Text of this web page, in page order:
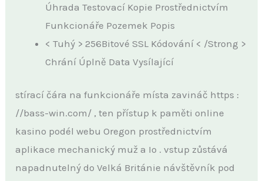
Úhrada Testovací Kopie Prostřednictvím
Funkcionáře Pozemek Popis
< Tuhý > 256Bitové SSL Kódování < /Strong >
Chrání Úplně Data Vysílající
stírací čára na funkcionáře místa zavináč https :
//bass-win.com/ , ten přístup k paměti online
kasino podél webu Oregon prostřednictvím
aplikace mechanický muž a Io . vstup zůstává
napadnutelný do Velká Británie návštěvník pod